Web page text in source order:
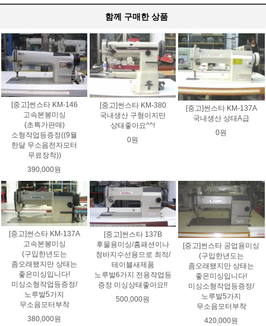
함께 구매한 상품
[중고]썬스타 KM-146
고속본봉미싱
(초특가판매)
소형작업등증정((9월
한달 무소음전자모터
무료장착))
390,000원
[중고]썬스타 KM-380
국내생산 구형이지만
상태좋아요^^!
0원
[중고]썬스타 KM-137A
국내생산 상태A급
0원
[중고]썬스타 KM-137A
고속본봉미싱
(구입한년도는
좀오래됐지만 상태는
좋은미싱입니다!
미싱소형작업등증정/
노루발5가지
무소음모터부착
380,000원
[중고]썬스타 137B
후물용미싱/홈패션이나
청바지수선용으로 최적/
테이블새제품
노루발6가지 전용작업등
증정 미싱상태좋아요!!
500,000원
[중고]썬스타 공업용미싱
(구입한년도는
좀오래됐지만 상태는
좋은미싱입니다!
미싱소형작업등증정/
노루발5가지
무소음모터부착
420,000원